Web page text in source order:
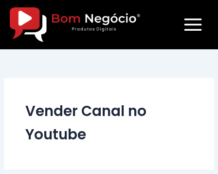
conteúdo
Vender Canal no
Youtube